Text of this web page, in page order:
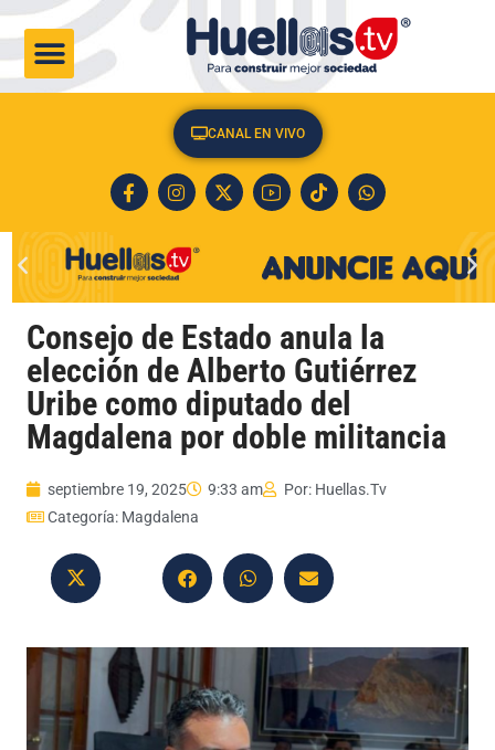
CANAL EN VIVO
Consejo de Estado anula la
elección de Alberto Gutiérrez
Uribe como diputado del
Magdalena por doble militancia
septiembre 19, 2025 9:33 am Por: Huellas.Tv
Categoría: Magdalena